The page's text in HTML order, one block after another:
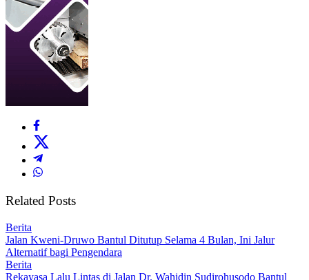
Related Posts
Berita
Jalan Kweni-Druwo Bantul Ditutup Selama 4 Bulan, Ini Jalur
Alternatif bagi Pengendara
Berita
Rekayasa Lalu Lintas di Jalan Dr. Wahidin Sudirohusodo Bantul